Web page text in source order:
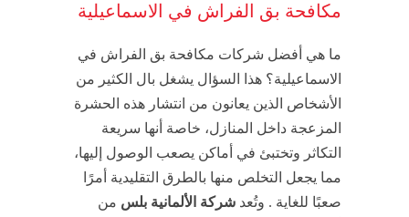
مكافحة بق الفراش في الاسماعيلية
ما هي أفضل شركات مكافحة بق الفراش في
الاسماعيلية؟ هذا السؤال يشغل بال الكثير من
الأشخاص الذين يعانون من انتشار هذه الحشرة
المزعجة داخل المنازل، خاصة أنها سريعة
التكاثر وتختبئ في أماكن يصعب الوصول إليها،
مما يجعل التخلص منها بالطرق التقليدية أمرًا
صعبًا للغاية . وتُعد شركة الألمانية بلس من